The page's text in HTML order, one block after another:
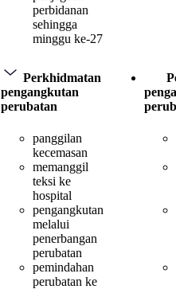
perbidanan
sehingga
minggu ke-27
Perkhidmatan
pengangkutan
perubatan
panggilan
kecemasan
memanggil
teksi ke
hospital
pengangkutan
melalui
penerbangan
perubatan
pemindahan
perubatan ke